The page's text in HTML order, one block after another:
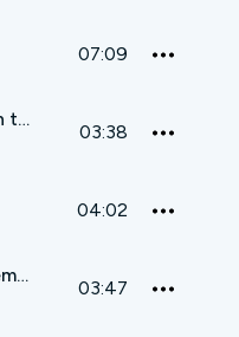
07:09
tout plat comme un turbot
03:38
04:02
méchante petite femme
03:47